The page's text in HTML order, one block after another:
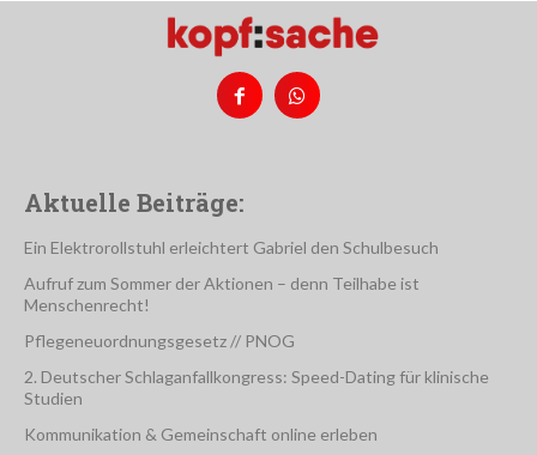
Aktuelle Beiträge:
Ein Elektrorollstuhl erleichtert Gabriel den Schulbesuch
Aufruf zum Sommer der Aktionen – denn Teilhabe ist
Menschenrecht!
Pflegeneuordnungsgesetz // PNOG
2. Deutscher Schlaganfallkongress: Speed-Dating für klinische
Studien
Kommunikation & Gemeinschaft online erleben